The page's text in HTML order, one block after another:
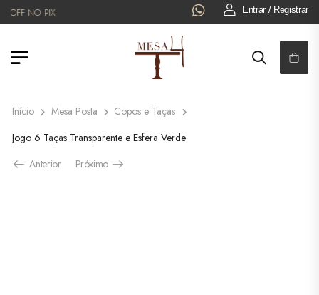
NO PIX Entrar / Registrar
Início Mesa Posta
Copos e Taças
Jogo 6 Taças Transparente e Esfera Verde
Anterior
Próximo